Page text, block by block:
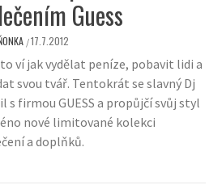
Guess
/17.7.2012
ví jak vydělat peníze, pobavit lidi a
svou tvář. Tentokrát se slavný Dj
s firmou GUESS a propůjčí svůj styl
nové limitované kolekci
a doplňků.